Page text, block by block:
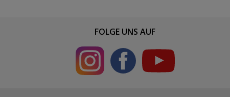
FOLGE UNS AUF